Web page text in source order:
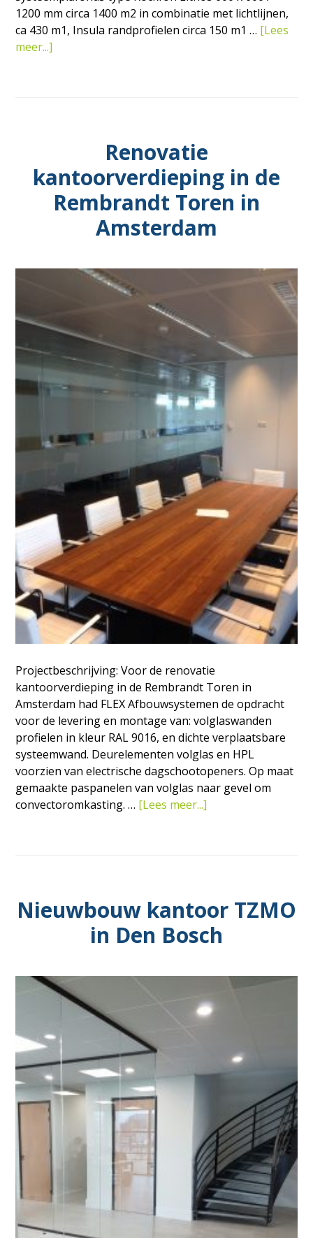
1200 mm circa 1400 m2 in combinatie met lichtlijnen,
ca 430 m1, Insula randprofielen circa 150 m1 … [Lees
meer...]
Renovatie
kantoorverdieping in de
Rembrandt Toren in
Amsterdam
Projectbeschrijving: Voor de renovatie
kantoorverdieping in de Rembrandt Toren in
Amsterdam had FLEX Afbouwsystemen de opdracht
voor de levering en montage van: volglaswanden
profielen in kleur RAL 9016, en dichte verplaatsbare
systeemwand. Deurelementen volglas en HPL
voorzien van electrische dagschootopeners. Op maat
gemaakte paspanelen van volglas naar gevel om
convectoromkasting. … [Lees meer...]
in
Amsterdam
Nieuwbouw kantoor TZMO
in Den Bosch